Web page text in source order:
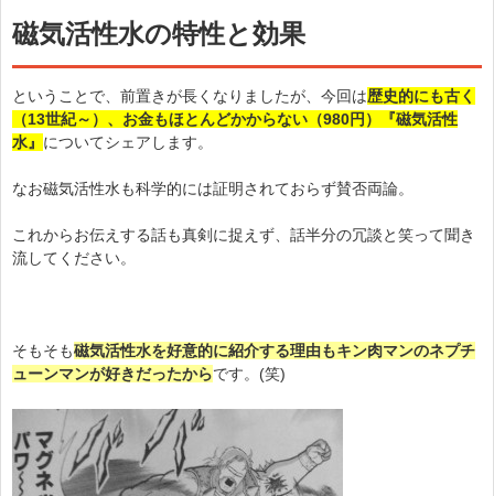
磁気活性水の特性と効果
ということで、前置きが長くなりましたが、今回は歴史的にも古く
（13世紀～）、お金もほとんどかからない（980円）『磁気活性
水』 についてシェアします。
なお磁気活性水も科学的には証明されておらず賛否両論。
これからお伝えする話も真剣に捉えず、話半分の冗談と笑って聞き
流してください。
そもそも磁気活性水を好意的に紹介する理由もキン肉マンのネプチ
ューンマンが好きだったからです。(笑)